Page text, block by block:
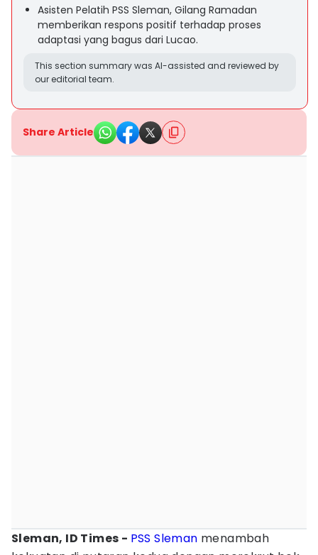
Asisten Pelatih PSS Sleman, Gilang Ramadan
memberikan respons positif terhadap proses
adaptasi yang bagus dari Lucao.
This section summary was AI-assisted and reviewed by
our editorial team.
Share Article
Sleman, ID Times - PSS Sleman menambah